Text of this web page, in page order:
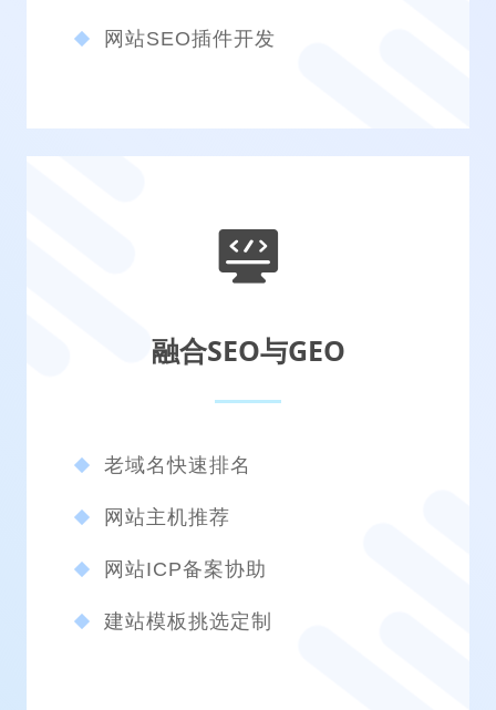
网站SEO插件开发
融合SEO与GEO
老域名快速排名
网站主机推荐
网站ICP备案协助
建站模板挑选定制